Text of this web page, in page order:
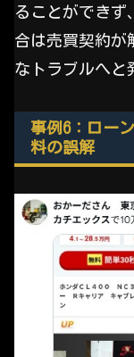
ることができず
合は売買契約が
なトラブルへと
事例6：ロー
料の誤解